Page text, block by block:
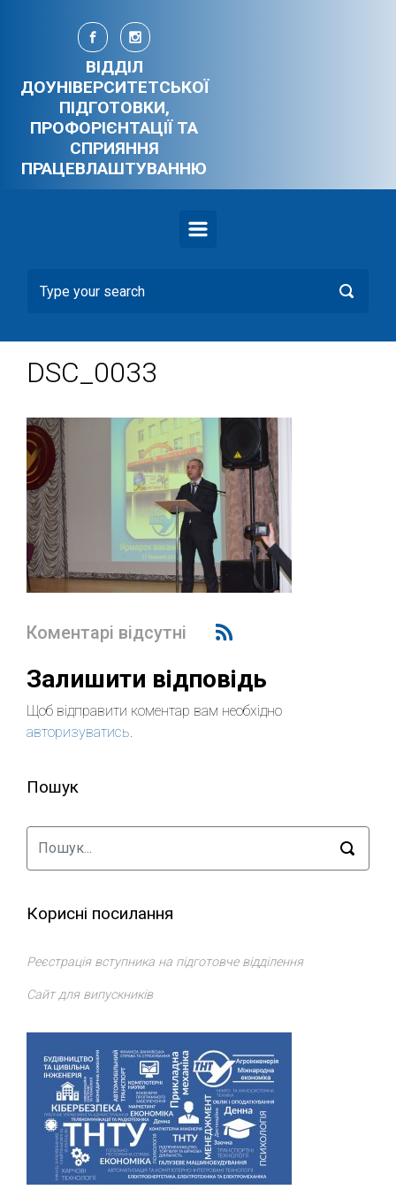
Skip to main content
ВІДДІЛ
ДОУНІВЕРСИТЕТСЬКОЇ
ПІДГОТОВКИ,
ПРОФОРІЄНТАЦІЇ ТА
СПРИЯННЯ
ПРАЦЕВЛАШТУВАННЮ
DSC_0033
Коментарі відсутні
Залишити відповідь
Щоб відправити коментар вам необхідно
авторизуватись.
Пошук
Корисні посилання
Реєстрація вступника на підготовче відділення
Сайт для випускників